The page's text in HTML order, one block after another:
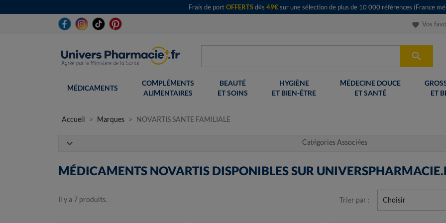
Frais de portOFFERTSdès 49€sur une sélection de plus de 10 000 références (France
favorite Vos

MÉDICAMENTS
COMPLÉMENTS
ALIMENTAIRES
BEAUTÉ
ET SOINS
HYGIÈNE
ET BIEN-ÊTRE
MÉDECINE DOUCE
ET SANTÉ
ET
Accueil Marques NOVARTIS SANTE FAMILIALE
expand_more Catégories Associées
MÉDICAMENTS NOVARTIS DISPONIBLES SUR
Il y a 7 produits. Trier par : Choisir